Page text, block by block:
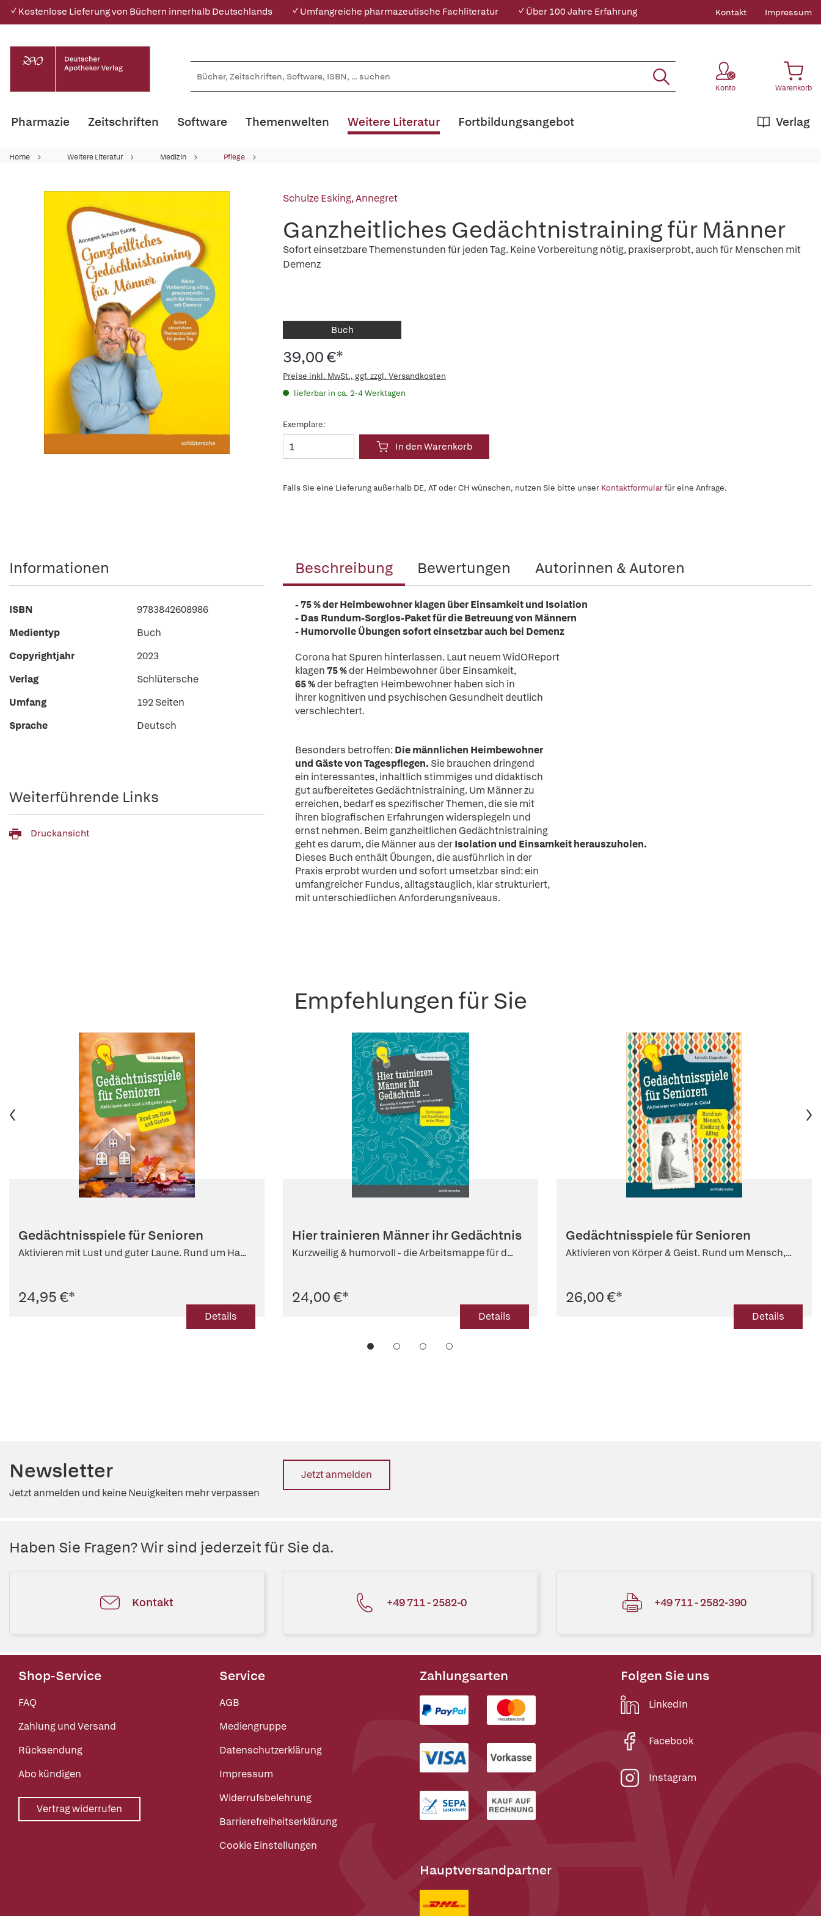
✓ Kostenlose Lieferung von Büchern innerhalb Deutschlands ✓ Umfangreiche pharmazeutische Fachliteratur ✓ Über 100 Jahre Erfahrung Kontakt Impressum
Konto Warenkorb
Pharmazie Zeitschriften Software Themenwelten Weitere Literatur Verlag
Fortbildungsangebot
Home Weitere Literatur Medizin Pflege
Schulze Esking, Annegret
Ganzheitliches Gedächtnistraining für Männer
Sofort einsetzbare Themenstunden für jeden Tag. Keine Vorbereitung nötig, praxiserprobt, auch für Menschen mit
Demenz
Buch
39,00 €*
Preise inkl. MwSt., ggf. zzgl. Versandkosten
lieferbar in ca. 2-4 Werktagen
Exemplare:
In den Warenkorb
Falls Sie eine Lieferung außerhalb DE, AT oder CH wünschen, nutzen Sie bitte unser Kontaktformularfür eine Anfrage.
Beschreibung Bewertungen Autorinnen & Autoren
- 75 % der Heimbewohner klagen über Einsamkeit und Isolation
- Das Rundum-Sorglos-Paket für die Betreuung von Männern
- Humorvolle Übungen sofort einsetzbar auch bei Demenz
Corona hat Spuren hinterlassen. Laut neuem WidOReport
klagen75 %der Heimbewohner über Einsamkeit,
65 %der befragten Heimbewohner haben sich in
ihrer kognitiven und psychischen Gesundheit deutlich
verschlechtert.
Besonders betroffen:Die männlichen Heimbewohner
und Gäste von Tagespflegen. Sie brauchen dringend
ein interessantes, inhaltlich stimmiges und didaktisch
gut aufbereitetes Gedächtnistraining. Um Männer zu
erreichen, bedarf es spezifischer Themen, die sie mit
ihren biografischen Erfahrungen widerspiegeln und
ernst nehmen. Beim ganzheitlichen Gedächtnistraining
geht es darum, die Männer aus derIsolation und Einsamkeit herauszuholen.
Dieses Buch enthält Übungen, die ausführlich in der
Praxis erprobt wurden und sofort umsetzbar sind: ein
umfangreicher Fundus, alltagstauglich, klar strukturiert,
mit unterschiedlichen Anforderungsniveaus.
Informationen
ISBN
9783842608986
Medientyp
Buch
Copyrightjahr
2023
Verlag
Schlütersche
Umfang
192 Seiten
Sprache
Deutsch
Weiterführende Links
Druckansicht
Empfehlungen für Sie
Gedächtnisspiele für Senioren
Aktivieren mit Lust und guter Laune. Rund um Ha...
24,95 €*
Details
Hier trainieren Männer ihr Gedächtnis
Kurzweilig & humorvoll - die Arbeitsmappe für d...
24,00 €*
Details
Gedächtnisspiele für Senioren
Aktivieren von Körper & Geist. Rund um Mensch,...
26,00 €*
Details
Newsletter
Jetzt anmelden und keine Neuigkeiten mehr verpassen
Jetzt anmelden
Haben Sie Fragen? Wir sind jederzeit für Sie da.
Kontakt +49 711 - 2582-0 +49 711 - 2582-390
Shop-Service
FAQ
Zahlung und Versand
Rücksendung
Abo kündigen
Vertrag widerrufen
Service
AGB
Mediengruppe
Datenschutzerklärung
Impressum
Widerrufsbelehrung
Barrierefreiheitserklärung
Cookie Einstellungen
Zahlungsarten
Hauptversandpartner
Folgen Sie uns
LinkedIn
Facebook
Instagram